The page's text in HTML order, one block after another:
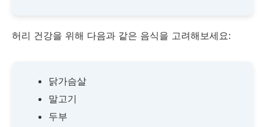
허리 건강을 위해 다음과 같은 음식을 고려해보세요:
닭가슴살
말고기
두부